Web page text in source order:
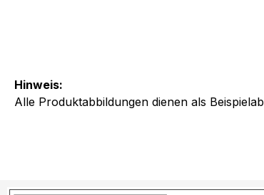
Hinweis:
Alle Produktabbildungen dienen als